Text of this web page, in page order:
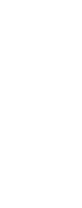
Ürün
Ürün
Ürün fiyatı
Bu ürüne